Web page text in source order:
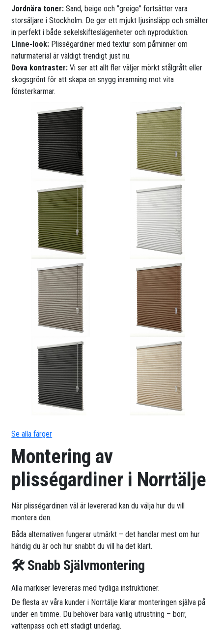
Jordnära toner: Sand, beige och ”greige” fortsätter vara
storsäljare i Stockholm. De ger ett mjukt ljusinsläpp och smälter
in perfekt i både sekelskifteslägenheter och nyproduktion.
Linne-look: Plisségardiner med textur som påminner om
naturmaterial är väldigt trendigt just nu.
Dova kontraster: Vi ser att allt fler väljer mörkt stålgrått eller
skogsgrönt för att skapa en snygg inramning mot vita
fönsterkarmar.
Se alla färger
Montering av
plisségardiner i Norrtälje
När plisségardinen väl är levererad kan du välja hur du vill
montera den.
Båda alternativen fungerar utmärkt – det handlar mest om hur
händig du är och hur snabbt du vill ha det klart.
🛠 Snabb Självmontering
Alla markiser levereras med tydliga instruktioner.
De flesta av våra kunder i Norrtälje klarar monteringen själva på
under en timme. Du behöver bara vanlig utrustning – borr,
vattenpass och ett stadigt underlag.